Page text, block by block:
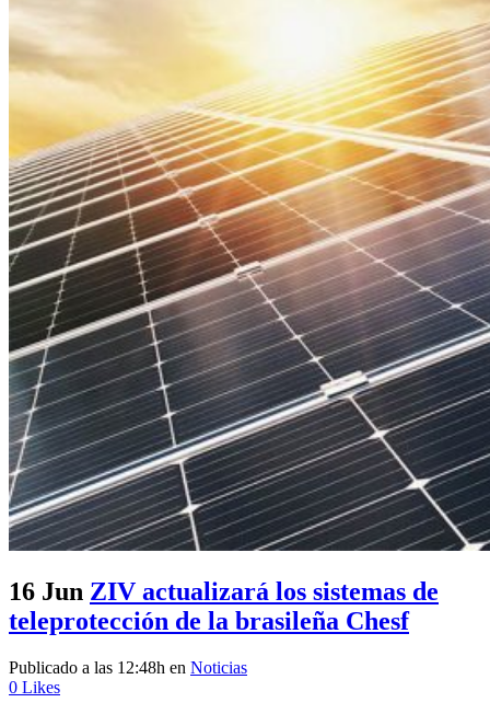
16 Jun ZIV actualizará los sistemas de
teleprotección de la brasileña Chesf
Publicado a las 12:48h en Noticias
0 Likes